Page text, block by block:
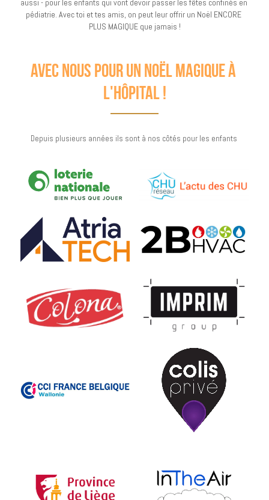
aussi - pour les enfants qui vont devoir passer les fêtes confinés en
pédiatrie. Avec toi et tes amis, on peut leur offrir un Noël ENCORE
PLUS MAGIQUE que jamais !
avec nous pour un noël magique à
l'hôpital !
Depuis plusieurs années ils sont à nos côtés pour les enfants